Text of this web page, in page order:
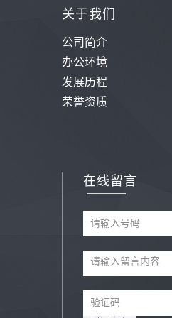
关于我们
公司简介
办公环境
发展历程
荣誉资质
在线留言